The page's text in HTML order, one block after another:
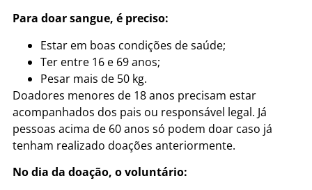
Para doar sangue, é preciso:
Estar em boas condições de saúde;
Ter entre 16 e 69 anos;
Pesar mais de 50 kg.
Doadores menores de 18 anos precisam estar
acompanhados dos pais ou responsável legal. Já
pessoas acima de 60 anos só podem doar caso já
tenham realizado doações anteriormente.
No dia da doação, o voluntário: